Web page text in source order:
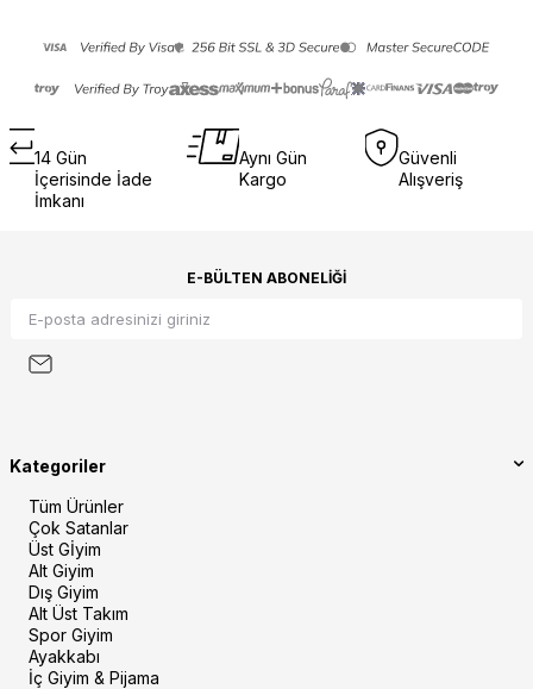
14 Gün
İçerisinde İade
İmkanı
Aynı Gün
Kargo
Güvenli
Alışveriş
E-BÜLTEN ABONELIĞI
Kategoriler
Tüm Ürünler
Çok Satanlar
Üst Gİyim
Alt Giyim
Dış Giyim
Alt Üst Takım
Spor Giyim
Ayakkabı
İç Giyim & Pijama